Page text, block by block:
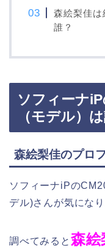
森絵梨佳
誰？
ソフィーナ
（モデル）
森絵梨佳のプロ
ソフィーナiPの
デル)さんが気になり
調べてみると 森絵